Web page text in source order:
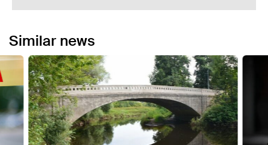
Similar news